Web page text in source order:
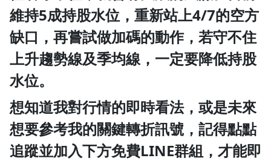
維持5成持股水位，重新站上4/7的空方
缺口，再嘗試做加碼的動作，若守不住
上升趨勢線及季均線，一定要降低持股
水位。
想知道我對行情的即時看法，或是未來
想要參考我的關鍵轉折訊號，記得點點
追蹤並加入下方免費LINE群組，才能即